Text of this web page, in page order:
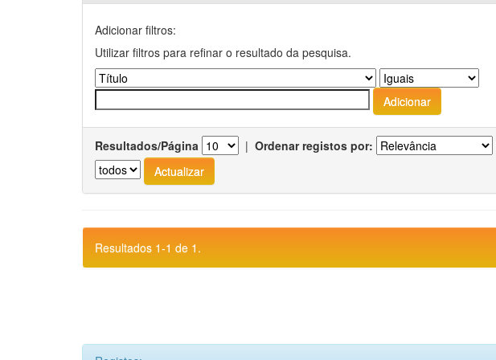
Adicionar filtros:
Utilizar filtros para refinar o resultado da pesquisa.
Resultados/Página | Ordenar registos por:
Resultados 1-1 de 1.